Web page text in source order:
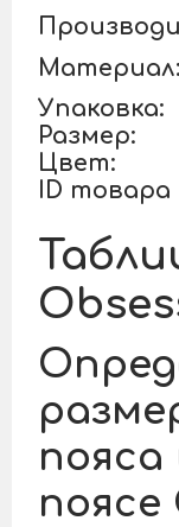
Материал:
Упаковка:
Размер:
Цвет:
ID товара
пояса
поясе